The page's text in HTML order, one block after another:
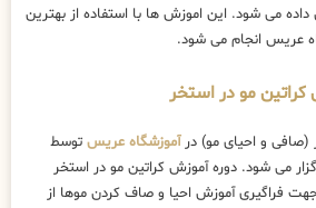
می شود. این اموزش ها با استفاده از بهترین
عریس انجام می شود.
کراتین مو در استخر
(صافی و احیای مو) درآموزشگاه عریس توسط
می شود. دوره آموزش کراتین مو در استخر
فراگیری آموزش احیا و صاف کردن موها از